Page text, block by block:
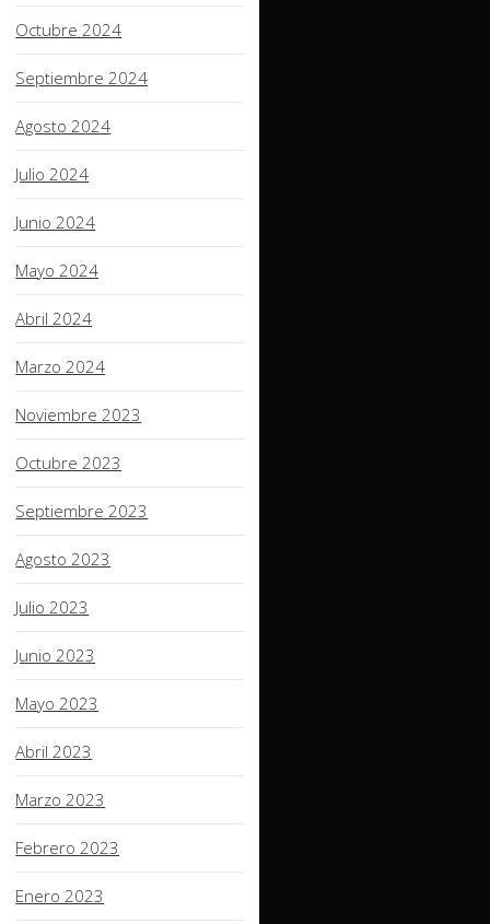
Octubre 2024
Septiembre 2024
Agosto 2024
Julio 2024
Junio 2024
Mayo 2024
Abril 2024
Marzo 2024
Noviembre 2023
Octubre 2023
Septiembre 2023
Agosto 2023
Julio 2023
Junio 2023
Mayo 2023
Abril 2023
Marzo 2023
Febrero 2023
Enero 2023